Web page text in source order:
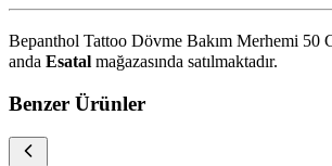
Bepanthol Tattoo Dövme Bakım Merhemi 50
anda Esatal mağazasında satılmaktadır.
Benzer Ürünler